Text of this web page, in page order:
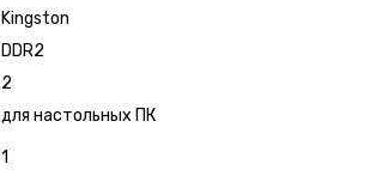
Kingston
DDR2
2
для настольных ПК
1